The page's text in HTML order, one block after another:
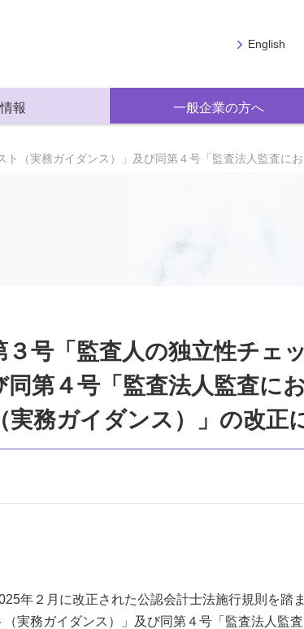
報 一般企業の方へ
English
（実務ガイダンス）」及び同第４号「監査法人監査に
号「監査人の独立性チェ
同第４号「監査法人監査に
務ガイダンス）」の改正
年２月に改正された公認会計士法施行規則を踏
実務ガイダンス）」及び同第４号「監査法人監